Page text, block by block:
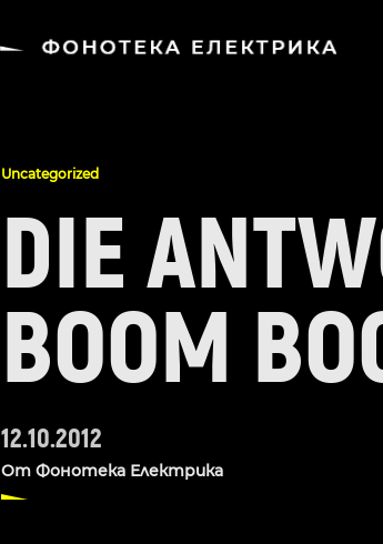
Uncategorized
DIE
BOOM
12.10.2012
От Фонотека Електрика